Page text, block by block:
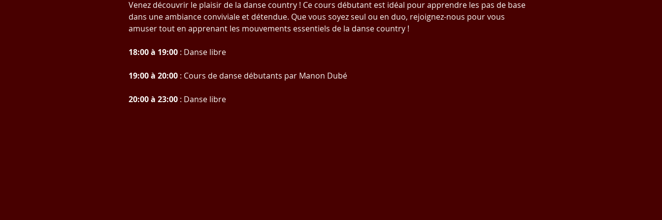
Venez découvrir le plaisir de la danse country ! Ce cours débutant est idéal pour apprendre les pas de base
dans une ambiance conviviale et détendue. Que vous soyez seul ou en duo, rejoignez-nous pour vous
amuser tout en apprenant les mouvements essentiels de la danse country !
18:00 à 19:00 : Danse libre
19:00 à 20:00 : Cours de danse débutants par Manon Dubé
20:00 à 23:00 : Danse libre